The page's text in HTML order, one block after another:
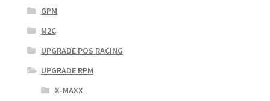
GPM
M2C
UPGRADE POS RACING
UPGRADE RPM
X-MAXX